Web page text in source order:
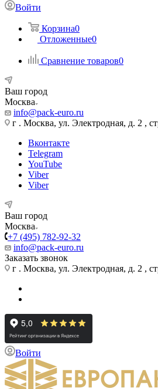
Войти
Корзина0
Отложенные0
Сравнение товаров0
Ваш город
Москва
info@pack-euro.ru
г . Москва, ул. Электродная, д. 2 ,
Вконтакте
Telegram
YouTube
Viber
Viber
Ваш город
Москва
+7 (495) 782-92-32
info@pack-euro.ru
Заказать звонок
г . Москва, ул. Электродная, д. 2 ,
Войти